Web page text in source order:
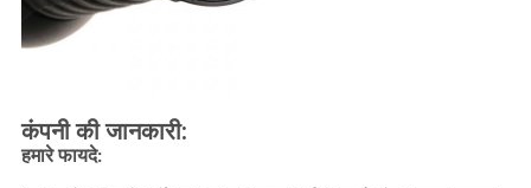
कंपनी की जानकारी:
हमारे फायदे: